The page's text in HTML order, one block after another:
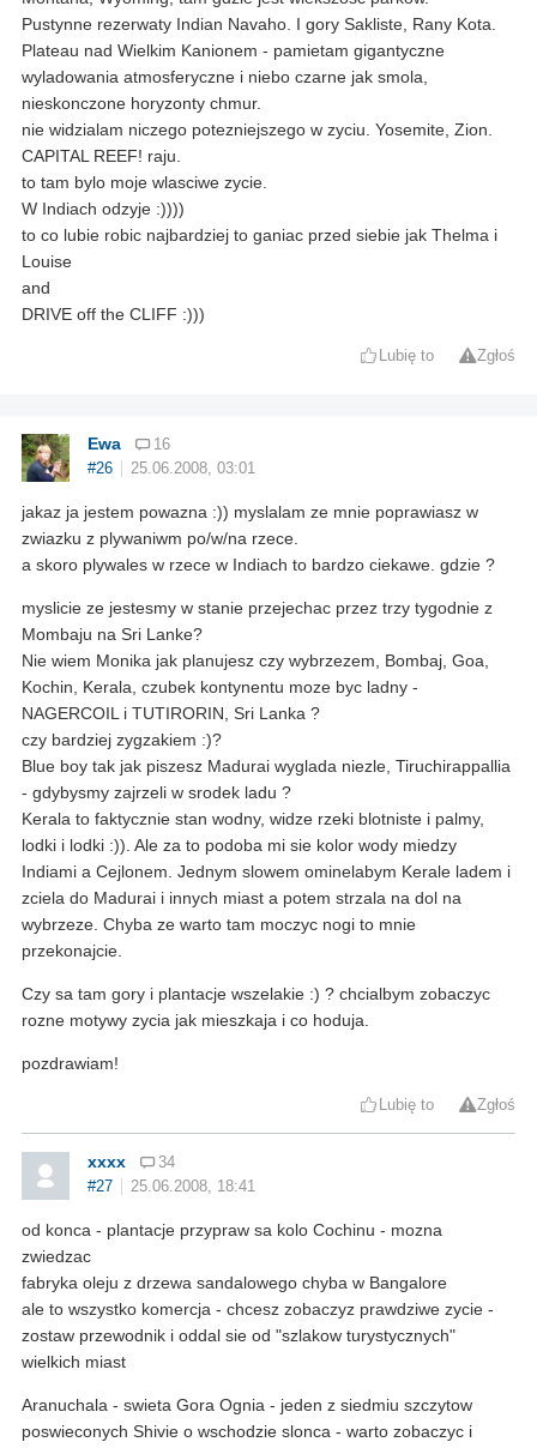
Pustynne rezerwaty Indian Navaho. I gory Sakliste, Rany Kota.
Plateau nad Wielkim Kanionem - pamietam gigantyczne
wyladowania atmosferyczne i niebo czarne jak smola,
nieskonczone horyzonty chmur.
nie widzialam niczego potezniejszego w zyciu. Yosemite, Zion.
CAPITAL REEF! raju.
to tam bylo moje wlasciwe zycie.
W Indiach odzyje :))))
to co lubie robic najbardziej to ganiac przed siebie jak Thelma i
Louise
and
DRIVE off the CLIFF :)))
Lubię to Zgłoś
Ewa
16
#26
25.06.2008, 03:01
jakaz ja jestem powazna :)) myslalam ze mnie poprawiasz w
zwiazku z plywaniwm po/w/na rzece.
a skoro plywales w rzece w Indiach to bardzo ciekawe. gdzie ?
myslicie ze jestesmy w stanie przejechac przez trzy tygodnie z
Mombaju na Sri Lanke?
Nie wiem Monika jak planujesz czy wybrzezem, Bombaj, Goa,
Kochin, Kerala, czubek kontynentu moze byc ladny -
NAGERCOIL i TUTIRORIN, Sri Lanka ?
czy bardziej zygzakiem :)?
Blue boy tak jak piszesz Madurai wyglada niezle, Tiruchirappallia
- gdybysmy zajrzeli w srodek ladu ?
Kerala to faktycznie stan wodny, widze rzeki blotniste i palmy,
lodki i lodki :)). Ale za to podoba mi sie kolor wody miedzy
Indiami a Cejlonem. Jednym slowem ominelabym Kerale ladem i
zciela do Madurai i innych miast a potem strzala na dol na
wybrzeze. Chyba ze warto tam moczyc nogi to mnie
przekonajcie.
Czy sa tam gory i plantacje wszelakie :) ? chcialbym zobaczyc
rozne motywy zycia jak mieszkaja i co hoduja.
pozdrawiam!
Lubię to Zgłoś
xxxx
34
#27
25.06.2008, 18:41
od konca - plantacje przypraw sa kolo Cochinu - mozna
zwiedzac
fabryka oleju z drzewa sandalowego chyba w Bangalore
ale to wszystko komercja - chcesz zobaczyz prawdziwe zycie -
zostaw przewodnik i oddal sie od "szlakow turystycznych"
wielkich miast
Aranuchala - swieta Gora Ognia - jeden z siedmiu szczytow
poswieconych Shivie o wschodzie slonca - warto zobaczyc i